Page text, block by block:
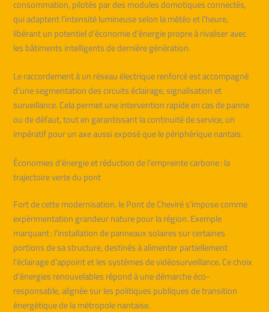
consommation, pilotés par des modules domotiques connectés,
qui adaptent l’intensité lumineuse selon la météo et l’heure,
libérant un potentiel d’économie d’énergie propre à rivaliser avec
les bâtiments intelligents de dernière génération.
Le raccordement à un réseau électrique renforcé est accompagné
d’une segmentation des circuits éclairage, signalisation et
surveillance. Cela permet une intervention rapide en cas de panne
ou de défaut, tout en garantissant la continuité de service, un
impératif pour un axe aussi exposé que le périphérique nantais.
Économies d’énergie et réduction de l’empreinte carbone : la
trajectoire verte du pont
Fort de cette modernisation, le Pont de Cheviré s’impose comme
expérimentation grandeur nature pour la région. Exemple
marquant : l’installation de panneaux solaires sur certaines
portions de sa structure, destinés à alimenter partiellement
l’éclairage d’appoint et les systèmes de vidéosurveillance. Ce choix
d’énergies renouvelables répond à une démarche éco-
responsable, alignée sur les politiques publiques de transition
énergétique de la métropole nantaise.